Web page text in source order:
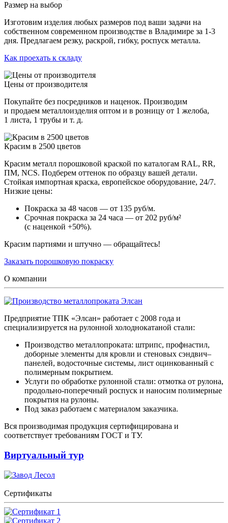
Размер на выбор
Изготовим изделия любых размеров под ваши задачи на
собственном современном производстве в Владимире за 1-3
дня. Предлагаем резку, раскрой, гибку, роспуск металла.
Как проехать к складу
Цены от производителя
Покупайте без посредников и наценок. Производим
и продаем металлоизделия оптом и в розницу от 1 желоба,
1 листа, 1 трубы и т. д.
Красим в 2500 цветов
Красим металл порошковой краской по каталогам RAL, RR,
ПМ, NCS. Подберем оттенок по образцу вашей детали.
Стойкая импортная краска, европейское оборудование, 24/7.
Низкие цены:
Покраска за 48 часов — от 135 руб/м.
Срочная покраска за 24 часа — от 202 руб/м²
(с наценкой +50%).
Красим партиями и штучно — обращайтесь!
Заказать порошковую покраску
О компании
Предприятие ТПК «Элсан» работает с 2008 года и
специализируется на рулонной холоднокатаной стали:
Производство металлопроката: штрипс, профнастил,
доборные элементы для кровли и стеновых сэндвич–
панелей, водосточные системы, лист оцинкованный с
полимерным покрытием.
Услуги по обработке рулонной стали: отмотка от рулона,
продольно-поперечный роспуск и наносим полимерные
покрытия на рулоны.
Под заказ работаем с материалом заказчика.
Вся производимая продукция сертифицирована и
соответствует требованиям ГОСТ и ТУ.
Виртуальный тур
Сертификаты